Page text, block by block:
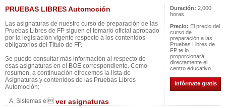
PRUEBAS LIBRES Automoción
Las asignaturas de nuestro curso de preparación de las
Pruebas Libres de FP siguen el temario oficial aprobado
por la legislación vigente respecto a los contenidos
obligatorios del Título de FP.
Se puede consultar más información al respecto de
esas asignaturas en el BOE correspondiente. Como
resumen, a continuación ofrecemos la lista de
Asignaturas y contenidos de las Pruebas Libres
Automoción:
A. Sistemas el ver asignaturas
Duración: 2,000
horas
Precio: El precio del
curso de
preparación a las
Pruebas Libres de
FP te lo
proporcionará
directamente el
centro educativo
Infórmate gratis